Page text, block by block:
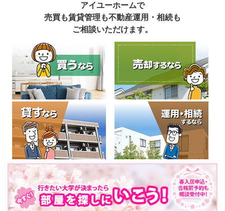
アイユーホームで
売買も賃貸管理も不動産運用・相続も
ご相談いただけます。